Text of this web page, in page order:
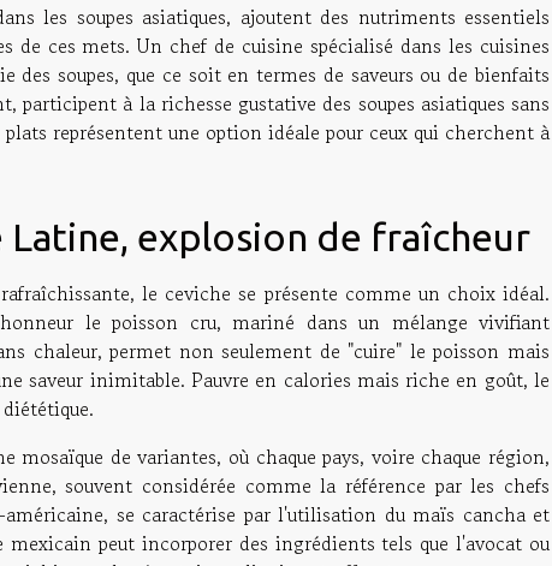
les soupes asiatiques, ajoutent des nutriments essentiels
ces mets. Un chef de cuisine spécialisé dans les cuisines
soupes, que ce soit en termes de saveurs ou de bienfaits
participent à la richesse gustative des soupes asiatiques sans
représentent une option idéale pour ceux qui cherchent à
Latine, explosion de fraîcheur
le ceviche se présente comme un choix idéal.
le poisson cru, mariné dans un mélange vivifiant
chaleur, permet non seulement de "cuire" le poisson mais
saveur inimitable. Pauvre en calories mais riche en goût, le
de variantes, où chaque pays, voire chaque région,
souvent considérée comme la référence par les chefs
se caractérise par l'utilisation du maïs cancha et
peut incorporer des ingrédients tels que l'avocat ou